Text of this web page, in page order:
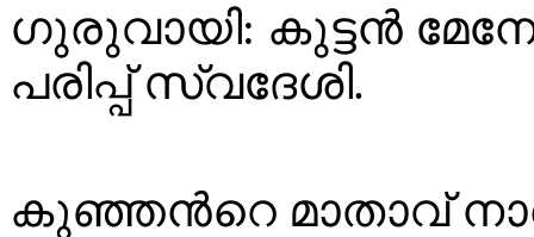
ഗുരുവായി: കുട്ടൻ
പരിപ്പ് സ്വദേശി.
കുഞ്ഞൻറെ മാതാവ്